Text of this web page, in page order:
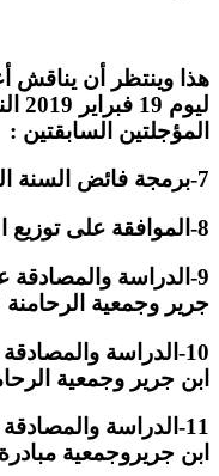
هذا وينتظر أن يناقش
المؤجلتين السابقتين :
7-برمجة فائض السنة المالية 2018
8-الموافقة على توزيع الدعم لفائدة بعض الجمعيات.
9-الدراسة
جرير وجمعية الرحامنة
10-الدراسة
ابن جرير وجمعية
11-الدراسة
ابن جريروجمعية